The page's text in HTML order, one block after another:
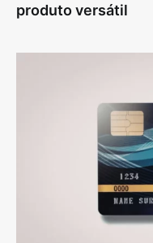
produto versátil